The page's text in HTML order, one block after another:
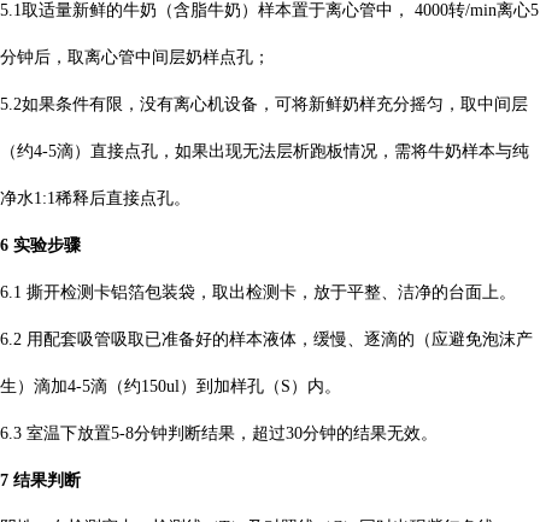
5.1取适量新鲜的牛奶（含脂牛奶） 样本置于离心管中， 4000转/min离心5
分钟后，取离心管中间层奶样点孔；
5.2如果条件有限，没有离心机设备，可将新鲜奶样充分摇匀，取中间层
（约4-5滴）直接点孔，如果出现无法层析跑板情况，需将牛奶样本与纯
净水1:1稀释后直接点孔。
6 实验步骤
6.1 撕开检测卡铝箔包装袋，取出检测卡，放于平整、洁净的台面上。
6.2 用配套吸管吸取已准备好的样本液体，缓慢、逐滴的（应避免泡沫产
生） 滴加4-5滴（约150ul）到加样孔（S）内。
6.3 室温下放置5-8分钟判断结果，超过30分钟的结果无效。
7 结果判断